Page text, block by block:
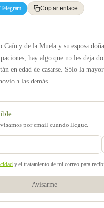
Telegram Copiar enlace
Caín y de la Muela y su esposa
hay algo que no les deja
en edad de casarse. Sólo la
a las demás.
por email cuando llegue.
y el tratamiento de mi correo para
Avisarme